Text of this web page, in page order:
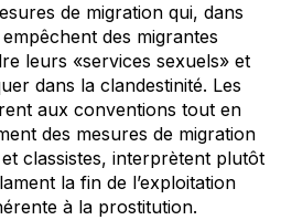
de migration qui, dans
des migrantes
leurs «services sexuels» et
dans la clandestinité. Les
aux conventions tout en
des mesures de migration
classistes, interprètent plutôt
la fin de l’exploitation
à la prostitution.